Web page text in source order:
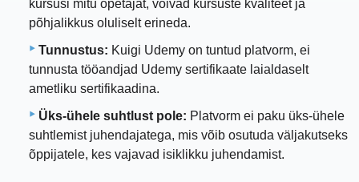
kursusi mitu õpetajat, võivad kursuste kvaliteet ja
põhjalikkus oluliselt erineda.
Tunnustus: Kuigi Udemy on tuntud platvorm, ei
tunnusta tööandjad Udemy sertifikaate laialdaselt
ametliku sertifikaadina.
Üks-ühele suhtlust pole: Platvorm ei paku üks-ühele
suhtlemist juhendajatega, mis võib osutuda väljakutseks
õppijatele, kes vajavad isiklikku juhendamist.